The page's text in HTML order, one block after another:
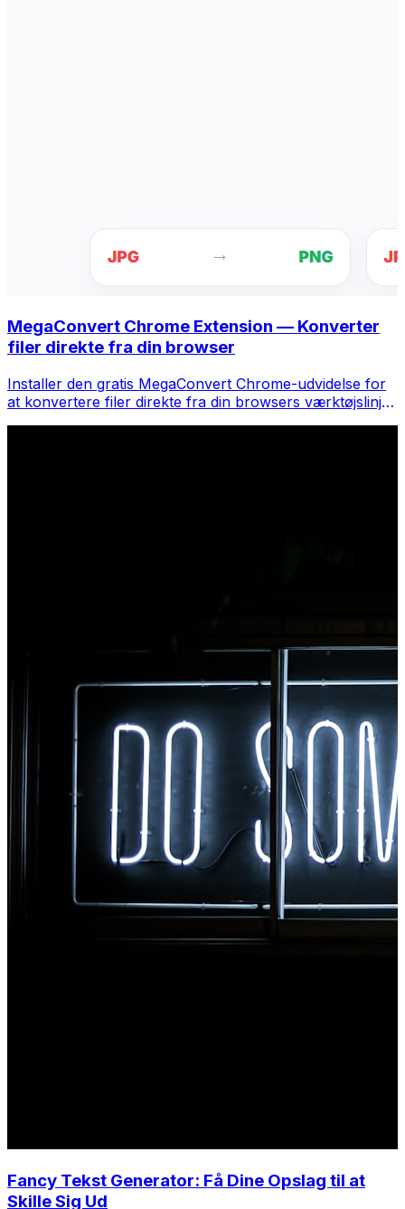
MegaConvert Chrome Extension — Konverter
filer direkte fra din browser
Installer den gratis MegaConvert Chrome-udvidelse for
at konvertere filer direkte fra din browsers værktøjslinje.
Fancy Tekst Generator: Få Dine Opslag til at
Skille Sig Ud